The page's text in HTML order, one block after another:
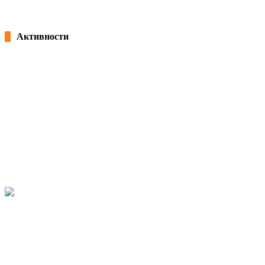
Активности